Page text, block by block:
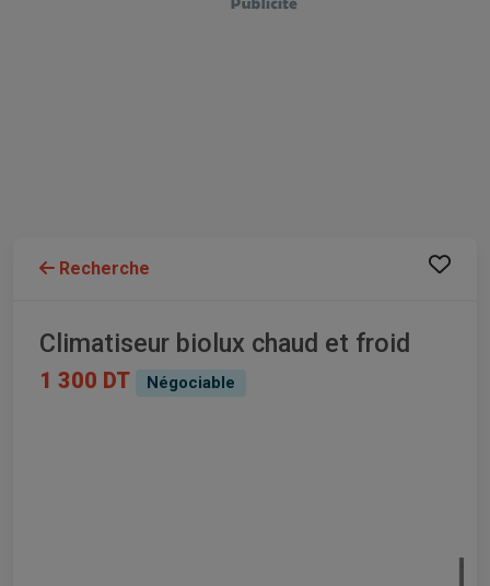
Recherche
Climatiseur biolux chaud et froid
1 300 DT Négociable